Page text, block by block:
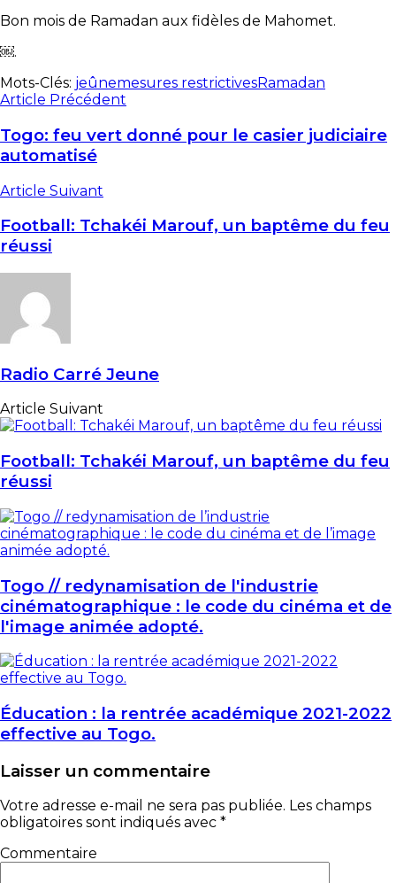
Bon mois de Ramadan aux fidèles de Mahomet.
￼.
Mots-Clés: jeûnemesures restrictivesRamadan
Article Précédent
Togo: feu vert donné pour le casier judiciaire
automatisé
Article Suivant
Football: Tchakéi Marouf, un baptême du feu
réussi
Radio Carré Jeune
Article Suivant
Football: Tchakéi Marouf, un baptême du feu
réussi
Togo // redynamisation de l'industrie
cinématographique : le code du cinéma et de
l'image animée adopté.
Éducation : la rentrée académique 2021-2022
effective au Togo.
Laisser un commentaire
Votre adresse e-mail ne sera pas publiée. Les champs
obligatoires sont indiqués avec *
Commentaire